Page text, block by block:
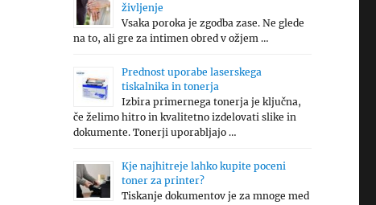
življenje
Vsaka poroka je zgodba zase. Ne glede
na to, ali gre za intimen obred v ožjem …
Prednost uporabe laserskega
tiskalnika in tonerja
Izbira primernega tonerja je ključna,
če želimo hitro in kvalitetno izdelovati slike in
dokumente. Tonerji uporabljajo …
Kje najhitreje lahko kupite poceni
toner za printer?
Tiskanje dokumentov je za mnoge med